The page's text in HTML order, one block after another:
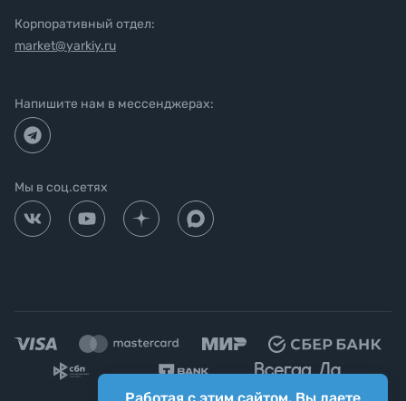
Корпоративный отдел:
market@yarkiy.ru
Напишите нам в мессенджерах:
Мы в соц.сетях